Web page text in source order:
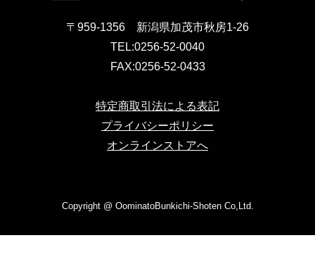
〒959-1356 新潟県加茂市秋房1-26
TEL:0256-52-0040
FAX:0256-52-0433
特定商取引法による表記
プライバシーポリシー
オンラインストアへ
Copyright @ OominatoBunkichi-Shoten Co,Ltd.